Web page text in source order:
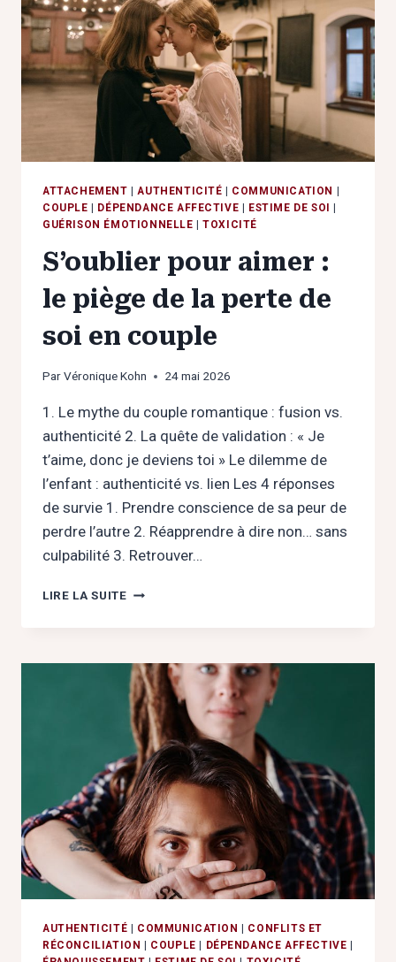
POUR
VOUS
RESPECTER
ATTACHEMENT |AUTHENTICITÉ COMMUNICATION
COUPLE
DÉPENDANCE AFFECTIVE ESTIME DE SOI
GUÉRISON ÉMOTIONNELLE |TOXICITÉ
S’oublier pour aimer :
le piège de la perte de
soi en couple
ParVéronique Kohn 24 mai 2026
1. Le mythe du couple romantique : fusion vs.
authenticité 2. La quête de validation : « Je
t’aime, donc je deviens toi » Le dilemme de
l’enfant : authenticité vs. lien Les 4 réponses
de survie 1. Prendre conscience de sa peur de
perdre l’autre 2. Réapprendre à dire non… sans
culpabilité 3. Retrouver…
LIRE LA SUITES’OUBLIER
LE
PIÈGE
DE
LA
PERTE
DE
SOI
EN
COUPLE
AUTHENTICITÉ COMMUNICATION
CONFLITS ET
RÉCONCILIATION
COUPLE DÉPENDANCE AFFECTIVE